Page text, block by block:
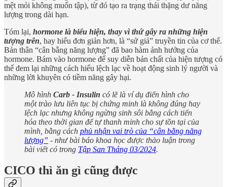
mệt mỏi không muốn tập), từ đó tạo ra trạng thái thặng dư năng
lượng trong dài hạn.
Tóm lại, hormone là biểu hiện, thay vì thứ gây ra những hiện
tượng trên, hay hiểu đơn giản hơn, là “sứ giả” truyền tin của cơ thể.
Bản thân “cân bằng năng lượng” đã bao hàm ảnh hưởng của
hormone. Bám vào hormone để suy diễn bản chất của hiện tượng có
thể đem lại những cách hiểu lệch lạc về hoạt động sinh lý người và
những lời khuyên có tiềm năng gây hại.
Mô hình Carb - Insulin có lẽ là ví dụ điển hình cho
một trào lưu liên tục bị chứng minh là không đúng hay
lệch lạc nhưng không ngừng sinh sôi bằng cách tiến
hóa theo thời gian để tự thanh minh cho sự tồn tại của
mình, bằng cách phủ nhận vai trò của “cân bằng năng
lượng” - như bài báo khoa học được thảo luận trong
bài viết có trong Tập San Tháng 03/2024.
CICO thì ăn gì cũng được